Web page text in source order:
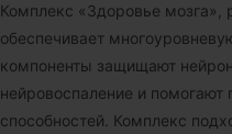
Комплекс «Здоровье мозга»,
обеспечивает
компоненты защищают
нейровоспаление и помогают
способностей. Комплекс